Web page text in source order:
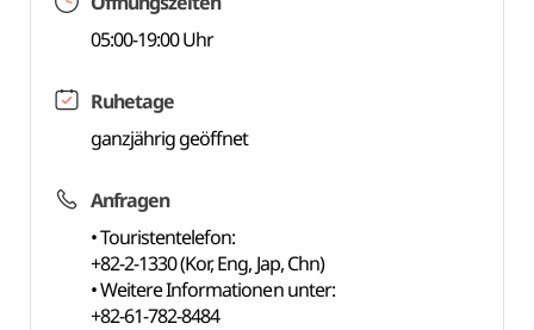
05:00-19:00 Uhr
Ruhetage
ganzjährig geöffnet
Anfragen
• Touristentelefon:
+82-2-1330 (Kor, Eng, Jap, Chn)
• Weitere Informationen unter:
+82-61-782-8484